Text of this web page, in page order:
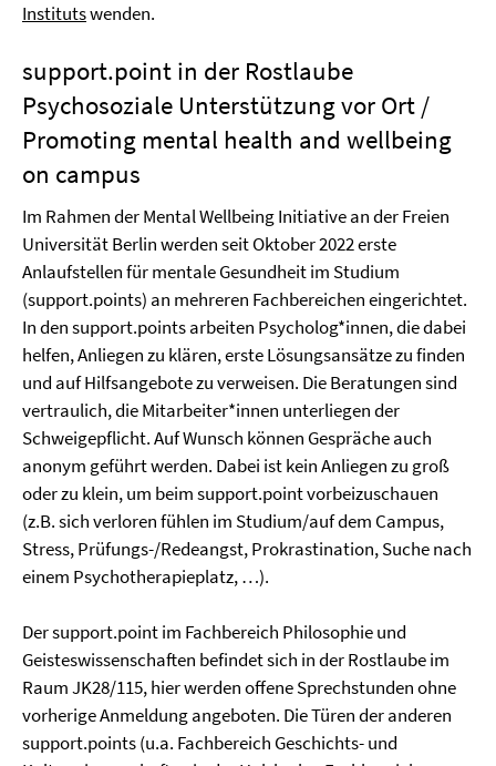
Institutswenden.
support.point in der Rostlaube
Psychosoziale Unterstützung vor Ort /
Promoting mental health and wellbeing
on campus
Im Rahmen der Mental Wellbeing Initiative an der Freien
Universität Berlin werden seit Oktober 2022 erste
Anlaufstellen für mentale Gesundheit im Studium
(support.points) an mehreren Fachbereichen eingerichtet.
In den support.points arbeiten Psycholog*innen, die dabei
helfen, Anliegen zu klären, erste Lösungsansätze zu finden
und auf Hilfsangebote zu verweisen. Die Beratungen sind
vertraulich, die Mitarbeiter*innen unterliegen der
Schweigepflicht. Auf Wunsch können Gespräche auch
anonym geführt werden. Dabei ist kein Anliegen zu groß
oder zu klein, um beim support.point vorbeizuschauen
(z.B. sich verloren fühlen im Studium/auf dem Campus,
Stress, Prüfungs-/Redeangst, Prokrastination, Suche nach
einem Psychotherapieplatz, …).
Der support.point im Fachbereich Philosophie und
Geisteswissenschaften befindet sich in der Rostlaube im
Raum JK28/115, hier werden offene Sprechstunden ohne
vorherige Anmeldung angeboten. Die Türen der anderen
support.points (u.a. Fachbereich Geschichts- und